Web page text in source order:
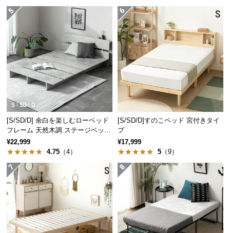
入
路
に
つ
い
て
返
品・
キ
ャ
ン
セ
ル
に
い
て
[S/SD/D] 余白を楽しむローベッド
フレーム 天然木調 ステージベッド
2口コンセントタイプ
¥22,999
4.75 （4）
[S/SD/D]すのこベッド 宮付きタイ
プ
¥17,999
5 （9）